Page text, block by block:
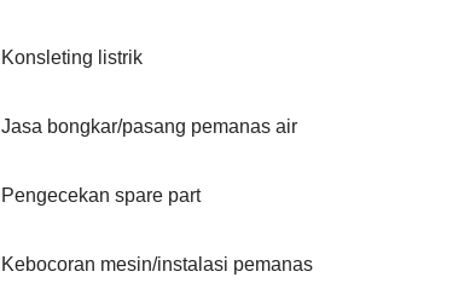
Konsleting listrik
Jasa bongkar/pasang pemanas air
Pengecekan spare part
Kebocoran mesin/instalasi pemanas